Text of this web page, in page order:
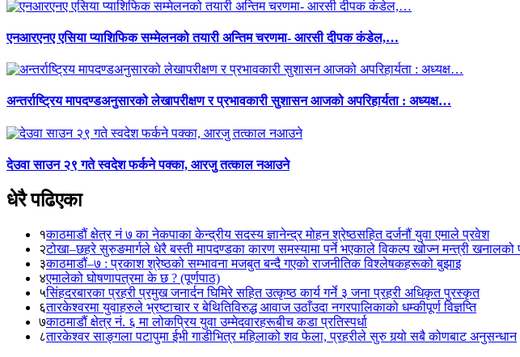
एनआरएनए एसिया प्याशिफिक सम्मेलनको तयारी अन्तिम चरणमा- आरसी दीपक कंडेल,…
अन्तर्राष्ट्रिय मापदण्डअनुसारको लेखापरीक्षण र प्रभावकारी सुशासन आजको अपरिहार्यता : अध्यक्ष…
देउवा साउन २९ गते स्वदेश फर्कने पक्का, आरजु तत्काल नआउने
धेरै पढिएका
१काठमाडौं क्षेत्र नं ७ का नेकपाका केन्द्रीय सदस्य ज्ञानेन्द्र मोहन श्रेष्ठसहित दर्जनौं युवा एमाले प्रवेश
२टोखा–छहरे सुरुङमार्गले धेरै बस्ती मापदण्डका कारण समस्यामा पर्ने भएकाले विकल्प खोज्न मन्त्री खनालको
३काठमाडौं–७ : प्रकाश श्रेष्ठको सम्भावना मजबुत बन्दै गएको राजनीतिक विश्लेषकहरूको बुझाइ
४एमालेको घोषणापत्रमा के छ ? (पूर्णपाठ)
५सिंहदरबारका प्रहरी प्रमुख जनार्दन घिमिरे सहित उत्कृष्ठ कार्य गर्ने ३ जना प्रहरी अधिकृत पुरस्कृत
६तारकेश्वरमा युवाहरुले भ्रष्टाचार र बेथितिविरुद्ध आवाज उठाँउदा नगरपालिकाको धम्कीपूर्ण विज्ञप्ति
७काठमाडौं क्षेत्र नं. ६ मा लोकप्रिय युवा उम्मेदवारहरूबीच कडा प्रतिस्पर्धा
८तारकेश्वर साङ्गला पटापुमा ईभी गाडीभित्र महिलाको शव फेला, प्रहरीले सुरु गर्‍यो सबै कोणबाट अनुसन्धान